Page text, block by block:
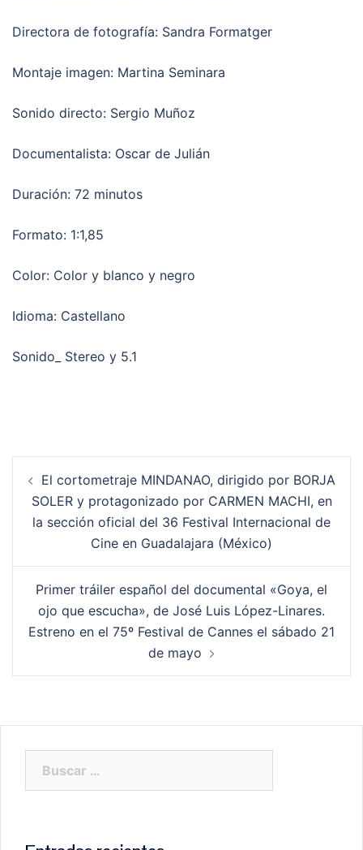
Directora de fotografía: Sandra Formatger
Montaje imagen: Martina Seminara
Sonido directo: Sergio Muñoz
Documentalista: Oscar de Julián
Duración: 72 minutos
Formato: 1:1,85
Color: Color y blanco y negro
Idioma: Castellano
Sonido_ Stereo y 5.1
de
entradas
El cortometraje MINDANAO, dirigido por BORJA
SOLER y protagonizado por CARMEN MACHI, en
la sección oficial del 36 Festival Internacional de
Cine en Guadalajara (México)
Primer tráiler español del documental «Goya, el
ojo que escucha», de José Luis López-Linares.
Estreno en el 75º Festival de Cannes el sábado 21
de mayo